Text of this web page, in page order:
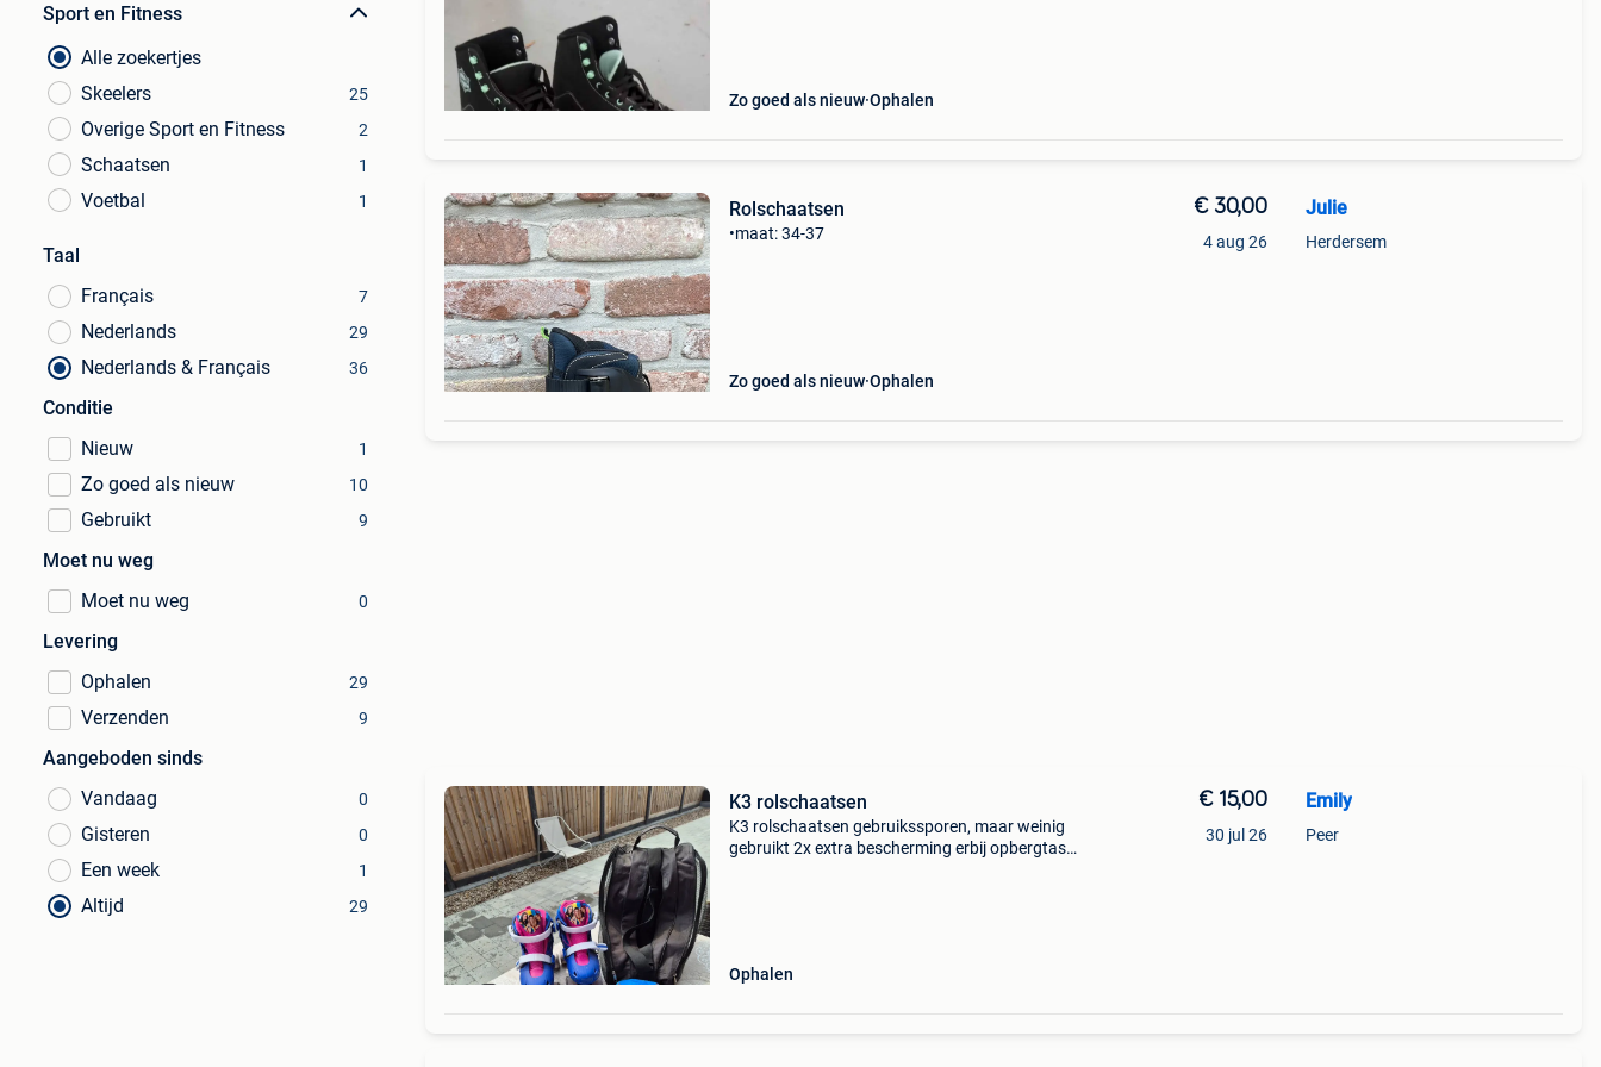
Sport en Fitness
Alle zoekertjes
Skeelers
25
Overige Sport en Fitness 2
Schaatsen 1
Voetbal 1
Taal
Français
7
Nederlands 29
Nederlands & Français 36
Conditie
Nieuw
1
Zo goed als nieuw 10
Gebruikt 9
Moet nu weg
Moet nu weg
0
Levering
Ophalen
29
Verzenden 9
Aangeboden sinds
Vandaag
0
Gisteren 0
Een week 1
Altijd 29
Zo goed als nieuw Ophalen
Rolschaatsen
•maat: 34-37
Zo goed als nieuw Ophalen
€ 30,00
4 aug 26
Julie
Herdersem
K3 rolschaatsen
K3 rolschaatsen gebruikssporen, maar weinig
gebruikt 2x extra bescherming erbij opbergtas
Ophalen
€ 15,00
30 jul 26
Emily
Peer